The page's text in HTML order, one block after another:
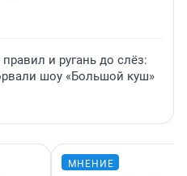
и ругань до слёз:
шоу «Большой куш»
МНЕНИЕ